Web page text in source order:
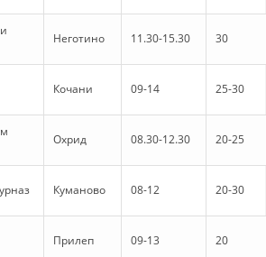
HISTORY OF THE RCRM
CONTACT INFO
IN PROFESSIONAL STRUCTURES
Неготино 11.30-15.30 30
Кочани 09-14 25-30
Охрид 08.30-12.30 20-25
Куманово 08-12 20-30
Прилеп 09-13 20